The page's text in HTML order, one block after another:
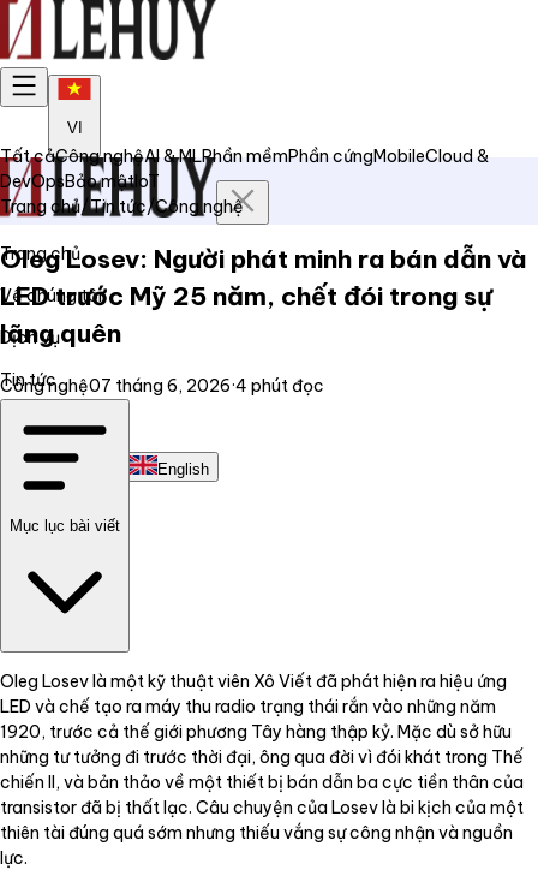
VI
Trang chủ
Về chúng tôi
Dịch vụ
Tin tức
Liên hệ
Tiếng Việt English
Tất cảCông nghệAI & MLPhần mềmPhần cứngMobileCloud &
DevOpsBảo mậtIoT
Trang chủ/Tin tức/Công nghệ
Oleg Losev: Người phát minh ra bán dẫn và
LED trước Mỹ 25 năm, chết đói trong sự
lãng quên
Công nghệ07 tháng 6, 2026·4 phút đọc
Mục lục bài viết
Oleg Losev là một kỹ thuật viên Xô Viết đã phát hiện ra hiệu ứng
LED và chế tạo ra máy thu radio trạng thái rắn vào những năm
1920, trước cả thế giới phương Tây hàng thập kỷ. Mặc dù sở hữu
những tư tưởng đi trước thời đại, ông qua đời vì đói khát trong Thế
chiến II, và bản thảo về một thiết bị bán dẫn ba cực tiền thân của
transistor đã bị thất lạc. Câu chuyện của Losev là bi kịch của một
thiên tài đúng quá sớm nhưng thiếu vắng sự công nhận và nguồn
lực.